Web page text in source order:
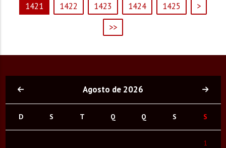
1421
1422 1423 1424 1425
>
>>
Agosto de 2026
D S T Q Q S S
1